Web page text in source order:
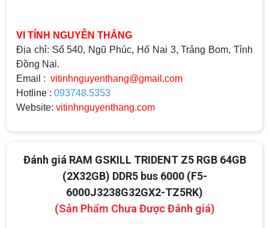
VI TÍNH NGUYỄN THẮNG
Địa chỉ: Số 540, Ngũ Phúc, Hố Nai 3, Trảng Bom, Tỉnh
Đồng Nai.
Email : vitinhnguyenthang@gmail.com
Hotline : 093748.5353
Website: vitinhnguyenthang.com
Đánh giá RAM GSKILL TRIDENT Z5 RGB 64GB
(2X32GB) DDR5 bus 6000 (F5-
6000J3238G32GX2-TZ5RK)
(Sản Phẩm Chưa Được Đánh giá)